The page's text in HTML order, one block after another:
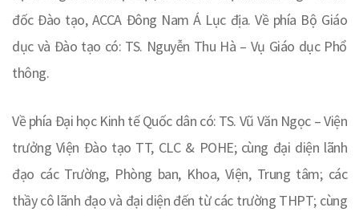
đốc Đào tạo, ACCA Đông Nam Á Lục địa. Về phía Bộ Giáo
dục và Đào tạo có: TS. Nguyễn Thu Hà – Vụ Giáo dục Phổ
thông.
Về phía Đại học Kinh tế Quốc dân có: TS. Vũ Văn Ngọc – Viện
trưởng Viện Đào tạo TT, CLC & POHE; cùng đại diện lãnh
đạo các Trường, Phòng ban, Khoa, Viện, Trung tâm; các
thầy cô lãnh đạo và đại diện đến từ các trường THPT; cùng